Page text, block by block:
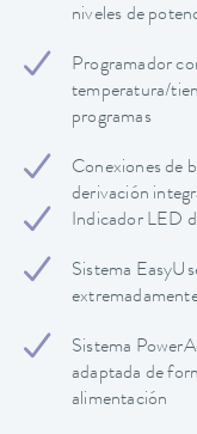
niveles de
Programador
temperatura/
programas
Conexiones de
derivación
Indicador LED
Sistema
Sistema
adaptada de
alimentación